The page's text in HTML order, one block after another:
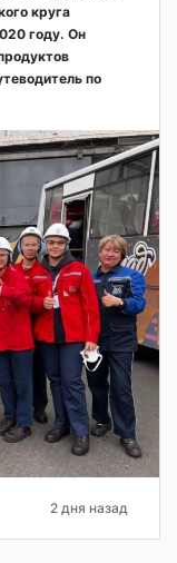
круга
году. Он
по
2 дня назад